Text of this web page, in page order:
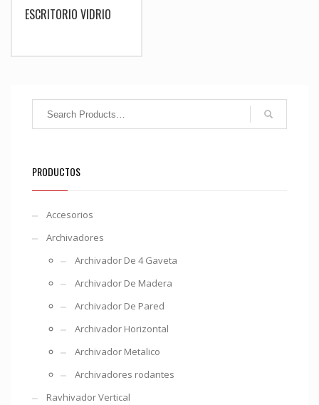
ESCRITORIO VIDRIO
PRODUCTOS
Accesorios
Archivadores
Archivador De 4 Gaveta
Archivador De Madera
Archivador De Pared
Archivador Horizontal
Archivador Metalico
Archivadores rodantes
Ravhivador Vertical